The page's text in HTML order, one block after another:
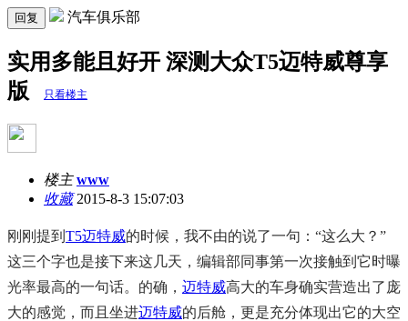
回复 汽车俱乐部
实用多能且好开 深测大众T5迈特威尊享
版
只看楼主
楼主 www
收藏2015-8-3 15:07:03
刚刚提到 T5迈特威的时候，我不由的说了一句：“这么大？”
这三个字也是接下来这几天，编辑部同事第一次接触到它时曝
光率最高的一句话。的确， 迈特威高大的车身确实营造出了庞
大的感觉，而且坐进迈特威的后舱，更是充分体现出它的大空